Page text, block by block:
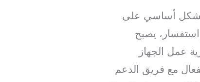
بشكل أساسي على
يصبح
عمل الجهاز
مع فريق الدعم